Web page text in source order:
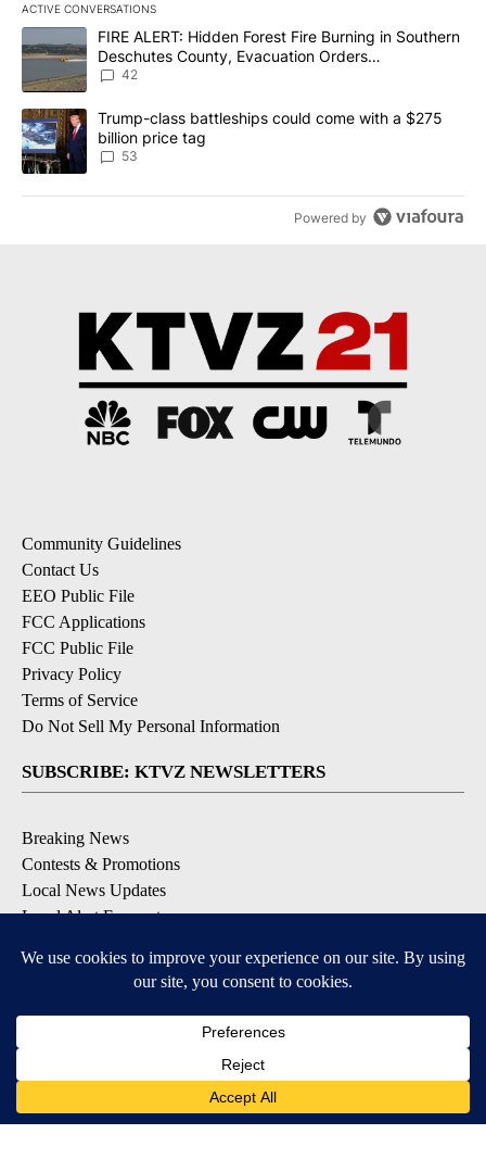
ACTIVE CONVERSATIONS
The following is a list of the most commented articles in the last
A trending article titled "FIRE ALERT: Hidden Forest Fire
FIRE ALERT: Hidden Forest Fire Burning in Southern
Deschutes County, Evacuation Orders
Implemented
42
A trending article titled "Trump-class battleships could come
Trump-class battleships could come with a $275
billion price tag
53
Powered by
Community Guidelines
Contact Us
EEO Public File
FCC Applications
FCC Public File
Privacy Policy
Terms of Service
Do Not Sell My Personal Information
SUBSCRIBE: KTVZ NEWSLETTERS
Breaking News
Contests & Promotions
Local News Updates
Local Alert Forecast
DOWNLOAD: KTVZ APPS